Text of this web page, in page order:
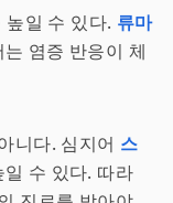
일 수 있다. 류마
염증 반응이 체
니다. 심지어 스
수 있다. 따라